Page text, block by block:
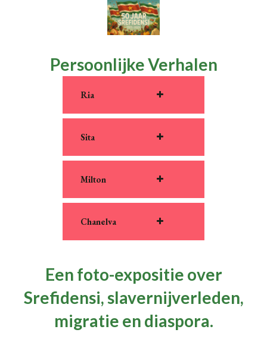
Persoonlijke Verhalen
Ria
Sita
Milton
Chanelva
Een foto-expositie over
Srefidensi, slavernijverleden,
migratie en diaspora.